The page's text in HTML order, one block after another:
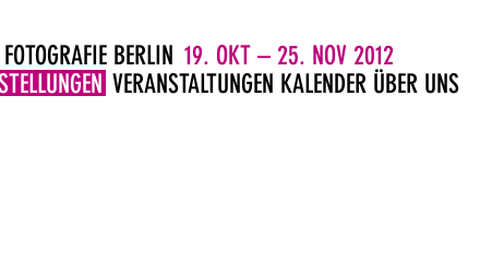
BERLIN 19. OKT – 25. NOV 2012
VERANSTALTUNGEN KALENDER ÜBER UNS